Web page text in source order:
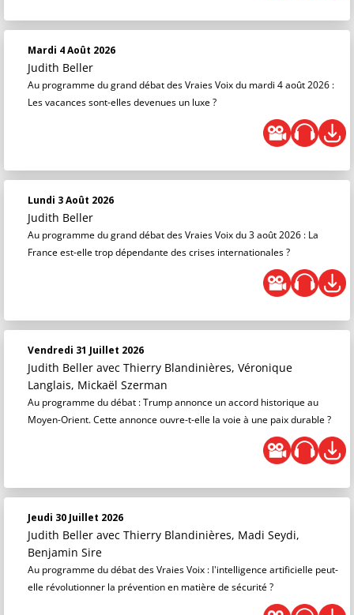
Mardi 4 Août 2026
Judith Beller
Au programme du grand débat des Vraies Voix du mardi 4 août 2026 :
Les vacances sont-elles devenues un luxe ?
Lundi 3 Août 2026
Judith Beller
Au programme du grand débat des Vraies Voix du 3 août 2026 : La
France est-elle trop dépendante des crises internationales ?
Vendredi 31 Juillet 2026
Judith Beller avec Thierry Blandinières, Véronique
Langlais, Mickaël Szerman
Au programme du débat : Trump annonce un accord historique au
Moyen-Orient. Cette annonce ouvre-t-elle la voie à une paix durable ?
Jeudi 30 Juillet 2026
Judith Beller avec Thierry Blandinières, Madi Seydi,
Benjamin Sire
Au programme du débat des Vraies Voix : l'intelligence artificielle peut-
elle révolutionner la prévention en matière de sécurité ?